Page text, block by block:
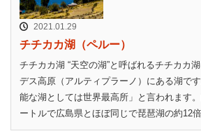
2021.01.29
チチカカ湖（ペルー）
チチカカ湖 “天空の湖”と呼ばれるチチカカ
デス高原（アルティプラーノ）にある湖で
能な湖としては世界最高所」と言われます
ートルで広島県とほぼ同じで琵琶湖の約12倍